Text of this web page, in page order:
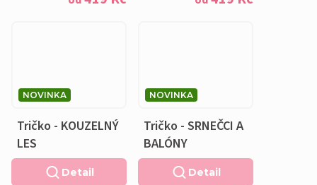
NOVINKA
Tričko - KOUZELNÝ
LES
Detail
NOVINKA
Tričko - SRNEČCI A
BALÓNY
Detail